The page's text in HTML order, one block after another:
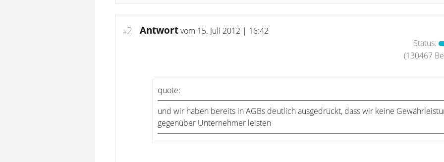
#2 Antwortvom 15. Juli 2012 | 16:42
Status:
(130467
quote:
und wir haben bereits in AGBs deutlich ausgedrückt, dass wir keine
gegenüber Unternehmer leisten